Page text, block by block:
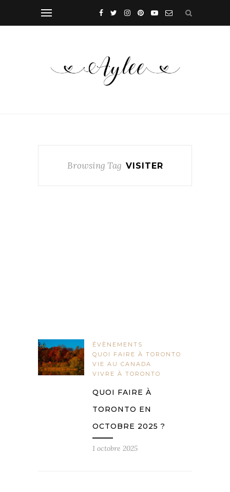
Browsing Tag VISITER
ÉVÈNEMENTS
QUOI FAIRE À TORONTO
VIE AU CANADA
VIVRE À TORONTO
QUOI FAIRE À
TORONTO EN
OCTOBRE 2025 ?
1 octobre 2025